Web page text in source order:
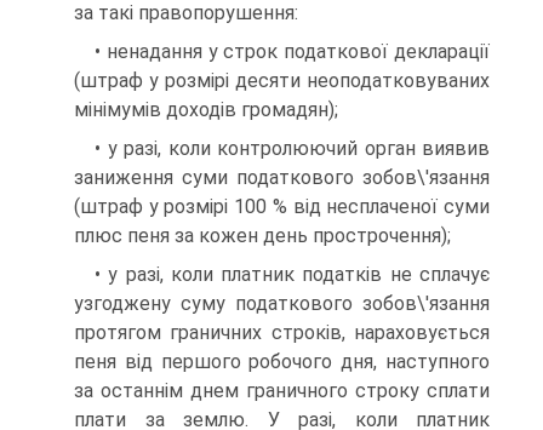
за такі правопорушення:
• ненадання у строк податкової декларації
(штраф у розмірі десяти неоподатковуваних
мінімумів доходів громадян);
• у разі, коли контролюючий орган виявив
заниження суми податкового зобов\'язання
(штраф у розмірі 100 % від несплаченої суми
плюс пеня за кожен день прострочення);
• у разі, коли платник податків не сплачує
узгоджену суму податкового зобов\'язання
протягом граничних строків, нарахо­вується
пеня від першого робочого дня, наступного
за останнім днем граничного строку сплати
плати за землю. У разі, коли платник